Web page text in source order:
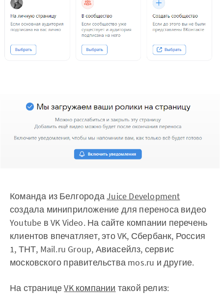
Команда из БелгородаJuice Development
создала миниприложение для переноса видео
Youtube в VK Video. На сайте компании перечень
клиентов впечатляет, это VK, Сбербанк, Россия
1, ТНТ, Mail.ru Group, Авиасейлз, сервис
московского правительства mos.ru и другие.
На страницеVK компании такой релиз: